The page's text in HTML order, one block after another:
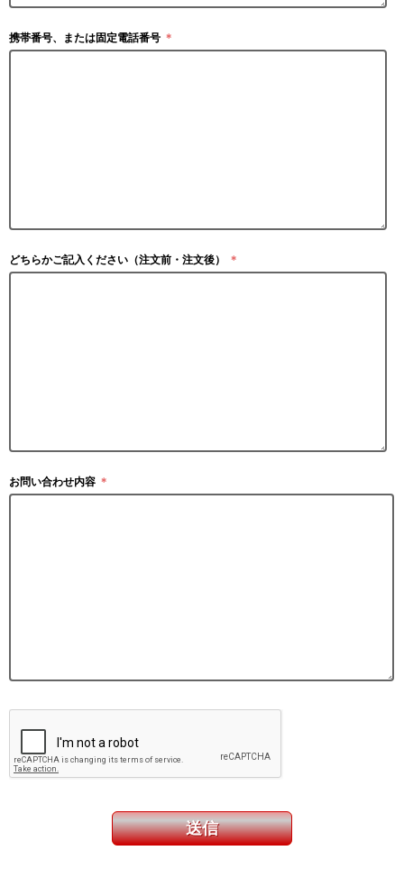
携帯番号、または固定電話番号 ＊
どちらかご記入ください（注文前・注文後） ＊
お問い合わせ内容 ＊